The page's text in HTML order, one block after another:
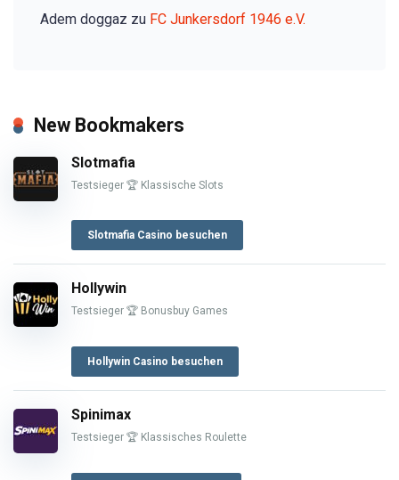
Adem doggaz zu FC Junkersdorf 1946 e.V.
New Bookmakers
Slotmafia
Testsieger 🏆 Klassische Slots
Slotmafia Casino besuchen
Hollywin
Testsieger 🏆 Bonusbuy Games
Hollywin Casino besuchen
Spinimax
Testsieger 🏆 Klassisches Roulette